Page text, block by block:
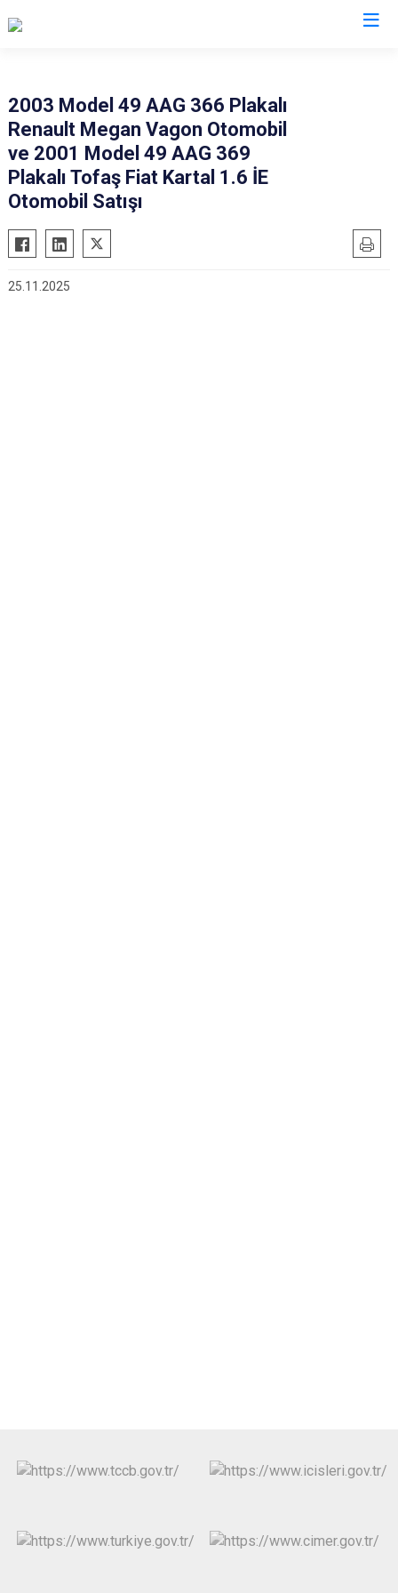
Bulanık
Hasköy
Korkut
Varto
2003 Model 49 AAG 366 Plakalı
Renault Megan Vagon Otomobil
ve 2001 Model 49 AAG 369
Plakalı Tofaş Fiat Kartal 1.6 İE
Otomobil Satışı
25.11.2025